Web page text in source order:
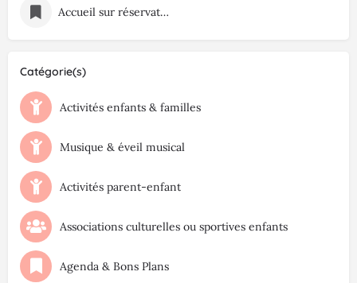
Accueil sur réservation
Catégorie(s)
Activités enfants & familles
Musique & éveil musical
Activités parent-enfant
Associations culturelles ou sportives enfants
Agenda & Bons Plans